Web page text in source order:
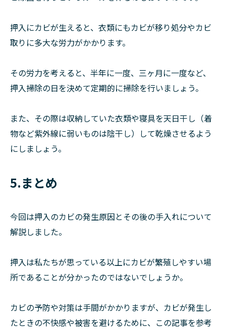
押入にカビが生えると、衣類にもカビが移り処分やカビ
取りに多大な労力がかかります。
その労力を考えると、半年に一度、三ヶ月に一度など、
押入掃除の日を決めて定期的に掃除を行いましょう。
また、その際は収納していた衣類や寝具を天日干し（着
物など紫外線に弱いものは陰干し）して乾燥させるよう
にしましょう。
5.まとめ
今回は押入のカビの発生原因とその後の手入れについて
解説しました。
押入は私たちが思っている以上にカビが繁殖しやすい場
所であることが分かったのではないでしょうか。
カビの予防や対策は手間がかかりますが、カビが発生し
たときの不快感や被害を避けるために、この記事を参考